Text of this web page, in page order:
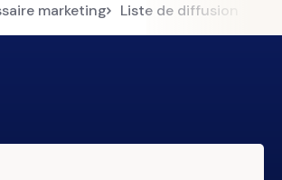
marketing Liste de diffusion